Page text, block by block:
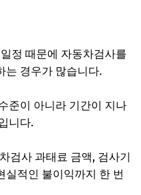
정 때문에 자동차검사를
는 경우가 많습니다.
준이 아니라 기간이 지나
니다.
검사 과태료 금액, 검사기
실적인 불이익까지 한 번